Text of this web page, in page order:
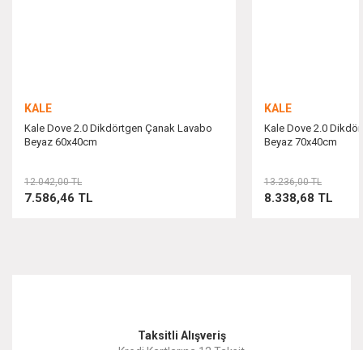
KALE
Kale Dove 2.0 Dikdörtgen Çanak Lavabo
Beyaz 60x40cm
7.586,46 TL
12.042,00 TL
KALE
Kale Dove 2.0
Beyaz 70x40cm
8.338,68 TL
13.236,00 TL
Taksitli Alışveriş